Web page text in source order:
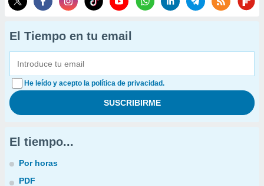
El Tiempo en tu email
He leído y acepto la política de privacidad.
El tiempo...
Por horas
PDF